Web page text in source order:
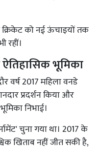
क्रिकेट को नई ऊंचाइयों तक
रहीं।
ऐतिहासिक भूमिका
वर्ष 2017 महिला वनडे
प्रदर्शन किया और
निभाई।
चुना गया था। 2017 के
खिताब नहीं जीत सकी है,